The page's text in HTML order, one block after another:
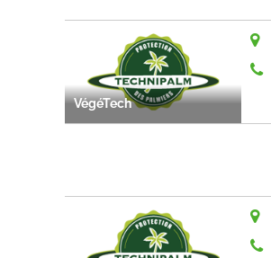
VégéTech